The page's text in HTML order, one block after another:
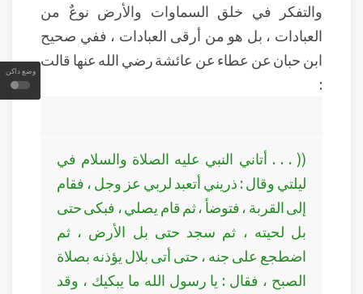
وضع داكن
والتفكر في خلق السماوات والأرض نوعٌ من
العبادات ، بل هو من أرقى العبادات ، ففي صحيح
ابن حبان عن عطاء عن عائشة رضي الله عنها قالت
:
(( . . . أتاني النبي عليه الصلاة والسلام في
ليلتي وقال : ذريني أتعبد لربي عز وجل ، فقام
إلى القربة ، فتوضأ ، ثم قام يصلي ، فبكى حتى
بل لحيته ، ثم سجد حتى بل الأرض ، ثم
اضطجع على جنه ، حتى أتى بلال يؤذنه بصلاة
الصبح ، فقال : يا رسول الله ما يبكيك ، وقد